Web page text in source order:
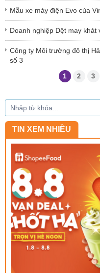
Mẫu xe máy điện Evo của
Doanh nghiệp Dệt may
Công ty Môi trường đô thị
số 3
1 2 3
TIN XEM NHIỀU